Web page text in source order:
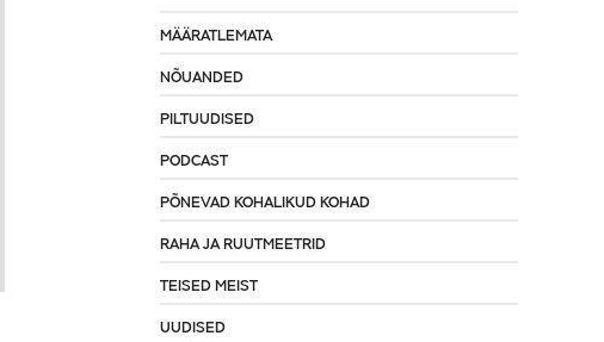
MÄÄRATLEMATA
NÕUANDED
PILTUUDISED
PODCAST
PÕNEVAD KOHALIKUD KOHAD
RAHA JA RUUTMEETRID
TEISED MEIST
UUDISED